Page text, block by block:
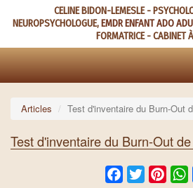
contenu
CELINE BIDON-LEMESLE -
NEUROPSYCHOLOGUE,EMDR ENFANT ADO
FORMATRICE - CABINET
Articles Test d'inventaire du Burn-Out
Test d'inventaire du Burn-Out
Facebook
Twitter